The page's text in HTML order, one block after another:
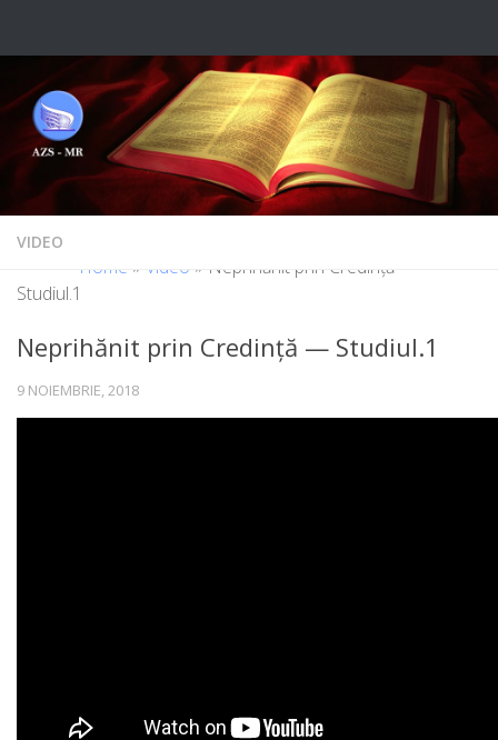
VIDEO
Home » Video » Neprihănit prin Credință —
Studiul.1
Neprihănit prin Credință — Studiul.1
9 NOIEMBRIE, 2018